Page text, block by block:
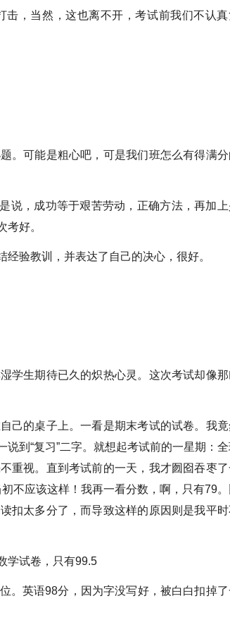
，当然，这也离不开，考试前我们不认真
可能是粗心吧，可是我们班怎么有得满分
，成功等于艰苦劳动，正确方法，再加
好。
验教训，并表达了自己的决心，很好。
生期待已久的炽热心灵。这次考试却像那
的桌子上。一看是期末考试的试卷。我竟
到“复习”二字。就想起考试前的一星期：全
重视。直到考试前的一天，我才囫囵吞枣了
不应该这样！我再一看分数，啊，只有79。
扣太多分了，而导致这样的原因则是我平时
试卷，只有99.5
英语98分，因为字没写好，被白白扣掉了